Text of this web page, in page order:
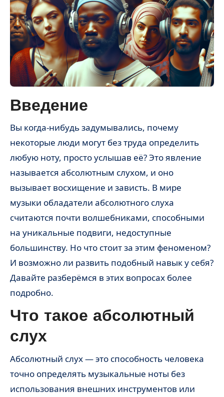
Введение
Вы когда-нибудь задумывались, почему
некоторые люди могут без труда определить
любую ноту, просто услышав её? Это явление
называется абсолютным слухом, и оно
вызывает восхищение и зависть. В мире
музыки обладатели абсолютного слуха
считаются почти волшебниками, способными
на уникальные подвиги, недоступные
большинству. Но что стоит за этим феноменом?
И возможно ли развить подобный навык у себя?
Давайте разберёмся в этих вопросах более
подробно.
Что такое абсолютный
слух
Абсолютный слух — это способность человека
точно определять музыкальные ноты без
использования внешних инструментов или